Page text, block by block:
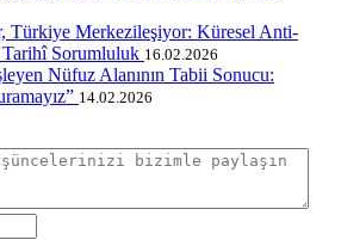
Türkiye Merkezileşiyor: Küresel Anti-
Sorumluluk 16.02.2026
Nüfuz Alanının Tabii Sonucu:
14.02.2026